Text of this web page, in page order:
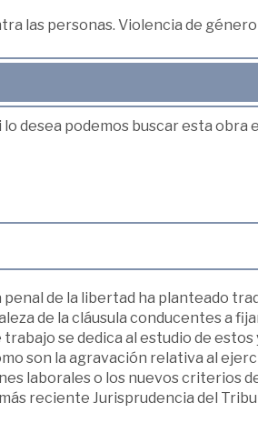
las personas. Violencia de género
desea podemos buscar esta obra
penal de la libertad ha planteado
de la cláusula conducentes a
se dedica al estudio de estos
son la agravación relativa al
laborales o los nuevos criterios
reciente Jurisprudencia del